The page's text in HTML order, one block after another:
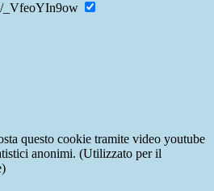
_VfeoYIn9ow
questo cookie tramite video youtube
anonimi. (Utilizzato per il